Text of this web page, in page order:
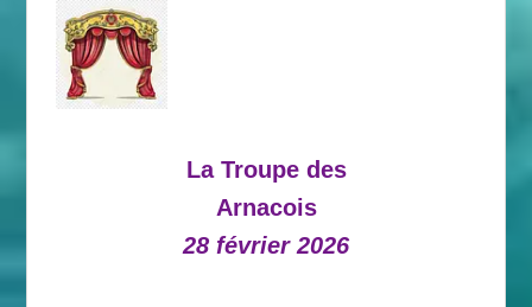
La Troupe des
Arnacois
28 février 2026